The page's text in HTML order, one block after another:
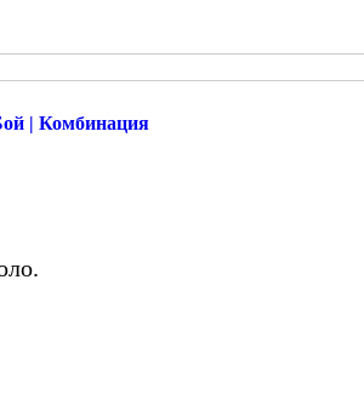
| Комбинация